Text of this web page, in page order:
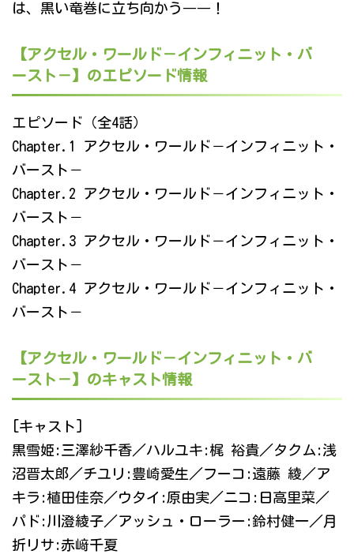
は、黒い竜巻に立ち向かう――！
【アクセル・ワールド－インフィニット・バ
ースト－】のエピソード情報
エピソード（全4話）
Chapter.1 アクセル・ワールド－インフィニット・
バースト－
Chapter.2 アクセル・ワールド－インフィニット・
バースト－
Chapter.3 アクセル・ワールド－インフィニット・
バースト－
Chapter.4 アクセル・ワールド－インフィニット・
バースト－
【アクセル・ワールド－インフィニット・バ
ースト－】のキャスト情報
[キャスト]
黒雪姫:三澤紗千香／ハルユキ:梶 裕貴／タクム:浅
沼晋太郎／チユリ:豊崎愛生／フーコ:遠藤 綾／ア
キラ:植田佳奈／ウタイ:原由実／ニコ:日高里菜／
パド:川澄綾子／アッシュ・ローラー:鈴村健一／月
折リサ:赤﨑千夏